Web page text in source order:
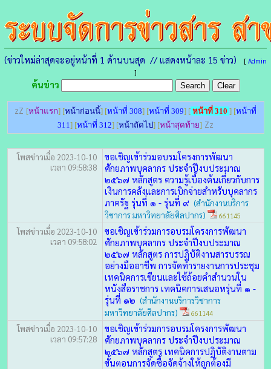
(ข่าวใหม่ล่าสุดจะอยู่หน้าที่ 1 ด้านบนสุด // แสดงหน้าละ 15 ข่าว) [ Admin
]
ค้นข่าว
zZ [หน้าแรก] [หน้าก่อนนี้] [หน้าที่ 308] [หน้าที่ 309] [ หน้าที่ 310 ] [หน้าที่
311] [หน้าที่ 312] [หน้าถัดไป] [หน้าสุดท้าย] Zz
โพสข่าวเมื่อ 2023-10-10
เวลา 09:58:38
ขอเชิญเข้าร่วมอบรมโครงการพัฒนา
ศักยภาพบุคลากร ประจำปีงบประมาณ
๒๕๖๗ หลักสูตร ความรู้เบื้องต้นเกี่ยวกับการ
เงินการคลังและการเบิกจ่ายสำหรับบุคลากร
ภาครัฐ รุ่นที่ ๑ - รุ่นที่ ๙ (สำนักงานบริการ
วิชาการ มหาวิทยาลัยศิลปากร)
661145
โพสข่าวเมื่อ 2023-10-10
เวลา 09:58:02
ขอเชิญเข้าร่วมการอบรมโครงการพัฒนา
ศักยภาพบุคลากร ประจำปีงบประมาณ
๒๕๖๗ หลักสูตร การปฏิบัติงานสารบรรณ
อย่างมืออาชีพ การจัดทำรายงานการประชุม
เทคนิคการเขียนและใช้ถ้อยคำสำนวนใน
หนังสือราชการ เทคนิคการเสนอหรุ่นที่ ๑ -
รุ่นที่ ๑๒ (สำนักงานบริการวิชาการ
มหาวิทยาลัยศิลปากร)
661144
โพสข่าวเมื่อ 2023-10-10
เวลา 09:57:28
ขอเชิญเข้าร่วมการอบรมโครงการพัฒนา
ศักยภาพบุคลากร ประจำปีงบประมาณ
๒๕๖๗ หลักสูตร เทคนิคการปฏิบัติงานตาม
ขั้นตอนการจัดซื้อจัดจ้างให้ถูกต้องมี